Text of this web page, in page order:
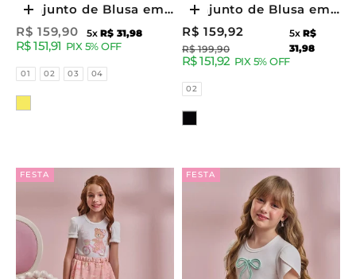
Escolher opções
Conjunto de Blusa em
Canelado Liz e Shorts
em Molecotton 94223
Kukiê Infantil Menina
Preço promocional
R$ 159,90 5xR$ 31,98
R$ 151,91 PIX 5% OFF
Tamanhos
01 02 03 04
Escolher opções
Conjunto de Blusa em
Canelado Liz e Shorts
em Sarja com Elastano
93884 Kukiê Infantil
Menina
Preço promocional
R$ 159,92
Preço normal
R$ 199,90
5xR$
31,98
R$ 151,92 PIX 5% OFF
Tamanhos
02
FESTA FESTA